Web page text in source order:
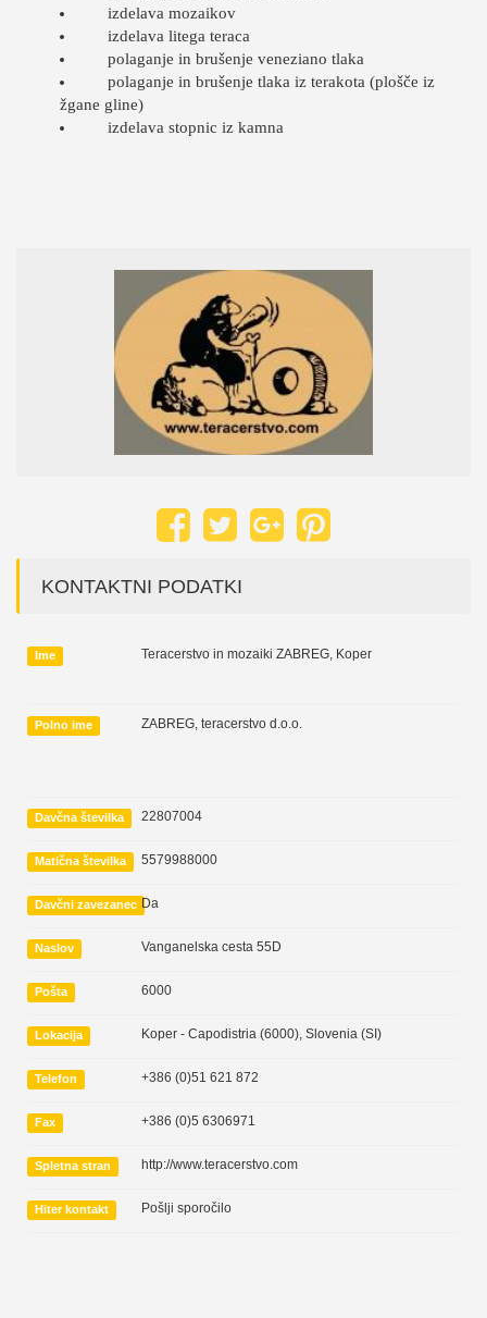
izdelava mozaikov
izdelava litega teraca
polaganje in brušenje veneziano tlaka
polaganje in brušenje tlaka iz terakota (plošče iz
žgane gline)
izdelava stopnic iz kamna
KONTAKTNI PODATKI
Ime Teracerstvo in mozaiki ZABREG, Koper
Polno ime ZABREG, teracerstvo d.o.o.
Davčna številka 22807004
Matična številka 5579988000
Davčni zavezanec Da
Naslov Vanganelska cesta 55D
Pošta 6000
Lokacija Koper - Capodistria (6000), Slovenia (SI)
Telefon +386 (0)51 621 872
Fax +386 (0)5 6306971
Spletna stran http://www.teracerstvo.com
Hiter kontakt Pošlji sporočilo